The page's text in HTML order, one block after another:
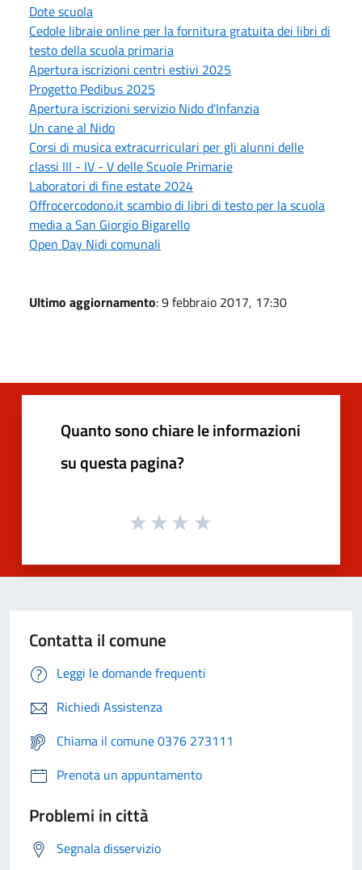
Dote scuola
Cedole libraie online per la fornitura gratuita dei libri di
testo della scuola primaria
Apertura iscrizioni centri estivi 2025
Progetto Pedibus 2025
Apertura iscrizioni servizio Nido d'Infanzia
Un cane al Nido
Corsi di musica extracurriculari per gli alunni delle
classi III - IV - V delle Scuole Primarie
Laboratori di fine estate 2024
Offrocercodono.it scambio di libri di testo per la scuola
media a San Giorgio Bigarello
Open Day Nidi comunali
Ultimo aggiornamento: 9 febbraio 2017, 17:30
Quanto sono chiare le informazioni
su questa pagina?
Contatta il comune
Leggi le domande frequenti
Richiedi Assistenza
Chiama il comune 0376 273111
Prenota un appuntamento
Problemi in città
Segnala disservizio